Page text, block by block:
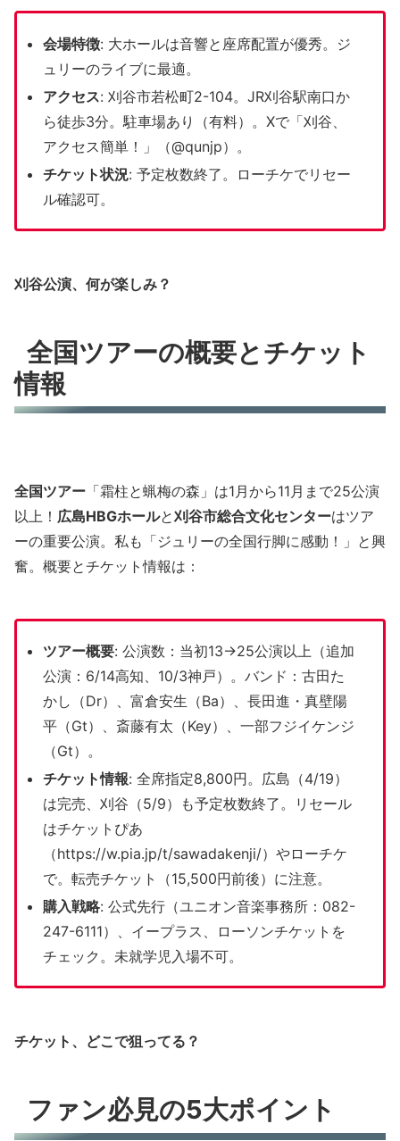
会場特徴: 大ホールは音響と座席配置が優秀。ジ
ュリーのライブに最適。
アクセス: 刈谷市若松町2-104。JR刈谷駅南口か
ら徒歩3分。駐車場あり（有料）。Xで「刈谷、
アクセス簡単！」（@qunjp）。
チケット状況: 予定枚数終了。ローチケでリセー
ル確認可。
刈谷公演、何が楽しみ？
全国ツアーの概要とチケット
情報
全国ツアー 「霜柱と蝋梅の森」は1月から11月まで25公演
以上！ 広島HBGホールと刈谷市総合文化センターはツア
ーの重要公演。私も「ジュリーの全国行脚に感動！」と興
奮。概要とチケット情報は：
ツアー概要: 公演数：当初13→25公演以上（追加
公演：6/14高知、10/3神戸）。バンド：古田た
かし（Dr）、富倉安生（Ba）、長田進・真壁陽
平（Gt）、斎藤有太（Key）、一部フジイケンジ
（Gt）。
チケット情報: 全席指定8,800円。広島（4/19）
は完売、刈谷（5/9）も予定枚数終了。リセール
はチケットぴあ
（https://w.pia.jp/t/sawadakenji/）やローチケ
で。転売チケット（15,500円前後）に注意。
購入戦略: 公式先行（ユニオン音楽事務所：082-
247-6111）、イープラス、ローソンチケットを
チェック。未就学児入場不可。
チケット、どこで狙ってる？
ファン必見の5大ポイント